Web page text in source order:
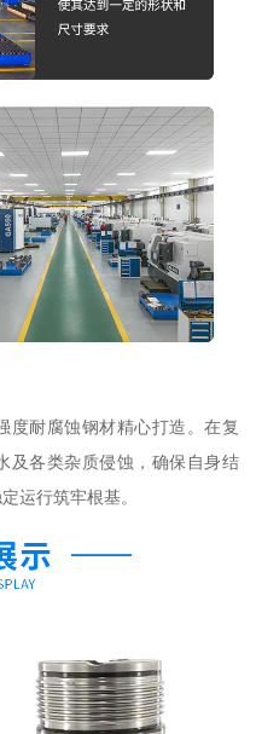
度耐腐蚀钢材精心打造。在复
及各类杂质侵蚀，确保自身结
运行筑牢根基。